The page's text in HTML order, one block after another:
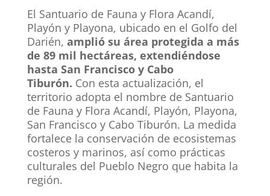
El Santuario de Fauna y Flora Acandí,
Playón y Playona, ubicado en el Golfo del
Darién, amplió su área protegida a más
de 89 mil hectáreas, extendiéndose
hasta San Francisco y Cabo
Tiburón. Con esta actualización, el
territorio adopta el nombre de Santuario
de Fauna y Flora Acandí, Playón, Playona,
San Francisco y Cabo Tiburón. La medida
fortalece la conservación de ecosistemas
costeros y marinos, así como prácticas
culturales del Pueblo Negro que habita la
región.